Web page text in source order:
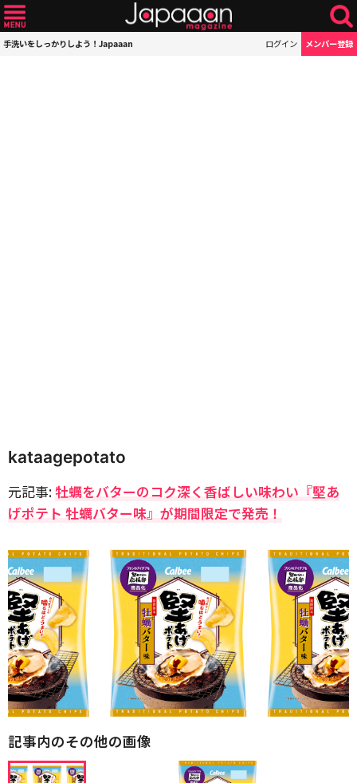
手洗いをしっかりしよう！Japaaan ログイン メンバー登録
kataagepotato
元記事:牡蠣をバターのコク深く香ばしい味わい『堅あ
げポテト 牡蠣バター味』が期間限定で発売！
記事内のその他の画像